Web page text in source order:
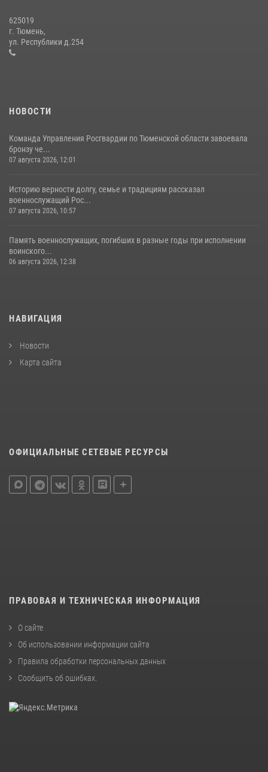
Сотрудники тюменского СОБР "Сова" отработали навыки
десантирования на Урале
16 июля 2026, 10:42
625019
г. Тюмень,
ул. Республики д.254
НОВОСТИ
Команда Управления Росгвардии по Тюменской области завоевала
бронзу че...
07 августа 2026, 12:01
Историю верности долгу, семье и традициям рассказал
военнослужащий Рос...
07 августа 2026, 10:57
Память военнослужащих, погибших в разные годы при исполнении
воинского...
06 августа 2026, 12:38
НАВИГАЦИЯ
Новости
Карта сайта
ОФИЦИАЛЬНЫЕ СЕТЕВЫЕ РЕСУРСЫ
ПРАВОВАЯ И ТЕХНИЧЕСКАЯ ИНФОРМАЦИЯ
О сайте
Об использовании информации сайта
Правила обработки персональных данных
Сообщить об ошибках